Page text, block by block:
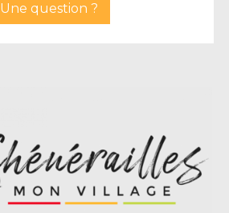
Une question ?